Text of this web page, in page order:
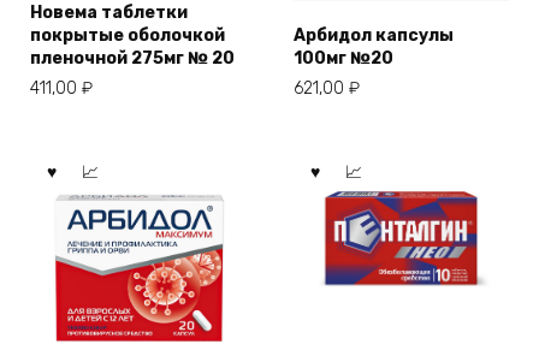
Новема таблетки
покрытые оболочкой
пленочной 275мг № 20
411,00 ₽
Арбидол капсулы
100мг №20
621,00 ₽